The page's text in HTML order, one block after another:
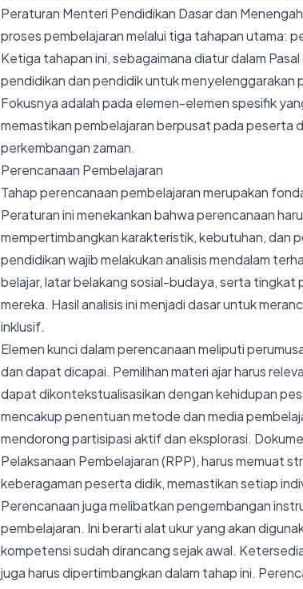
Peraturan Menteri Pendidikan Dasar dan
proses pembelajaran melalui tiga tahapan utama:
Ketiga tahapan ini, sebagaimana diatur dalam
pendidikan dan pendidik untuk
Fokusnya adalah pada elemen-elemen spesifik
memastikan pembelajaran berpusat pada peserta
perkembangan zaman.
Perencanaan Pembelajaran
Tahap perencanaan pembelajaran merupakan
Peraturan ini menekankan bahwa perencanaan
mempertimbangkan karakteristik, kebutuhan, dan
pendidikan wajib melakukan analisis mendalam
belajar, latar belakang sosial-budaya, serta
mereka. Hasil analisis ini menjadi dasar untuk
inklusif.
Elemen kunci dalam perencanaan meliputi
dan dapat dicapai. Pemilihan materi ajar harus
dapat dikontekstualisasikan dengan kehidupan
mencakup penentuan metode dan media
mendorong partisipasi aktif dan eksplorasi.
Pelaksanaan Pembelajaran (RPP), harus memuat
keberagaman peserta didik, memastikan setiap
Perencanaan juga melibatkan pengembangan
pembelajaran. Ini berarti alat ukur yang akan
kompetensi sudah dirancang sejak awal.
juga harus dipertimbangkan dalam tahap ini.